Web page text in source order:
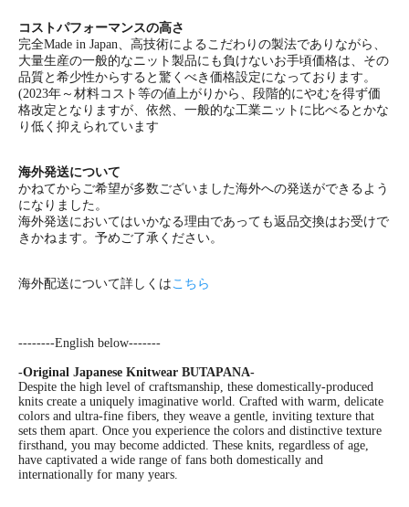
コストパフォーマンスの高さ
完全Made in Japan、高技術によるこだわりの製法でありながら、
大量生産の一般的なニット製品にも負けないお手頃価格は、その
品質と希少性からすると驚くべき価格設定になっております。
(2023年～材料コスト等の値上がりから、段階的にやむを得ず価
格改定となりますが、依然、一般的な工業ニットに比べるとかな
り低く抑えられています
海外発送について
かねてからご希望が多数ございました海外への発送ができるよう
になりました。
海外発送においてはいかなる理由であっても返品交換はお受けで
きかねます。予めご了承ください。
海外配送について詳しくはこちら
--------English below-------
-Original Japanese Knitwear BUTAPANA-
Despite the high level of craftsmanship, these domestically-produced
knits create a uniquely imaginative world. Crafted with warm, delicate
colors and ultra-fine fibers, they weave a gentle, inviting texture that
sets them apart. Once you experience the colors and distinctive texture
firsthand, you may become addicted. These knits, regardless of age,
have captivated a wide range of fans both domestically and
internationally for many years.